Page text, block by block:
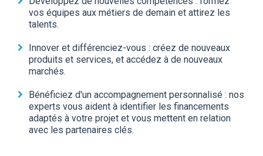
vos équipes aux métiers de demain et attirez les
talents.
Innover et différenciez-vous : créez de nouveaux
produits et services, et accédez à de nouveaux
marchés.
Bénéficiez d'un accompagnement personnalisé : nos
experts vous aident à identifier les financements
adaptés à votre projet et vous mettent en relation
avec les partenaires clés.